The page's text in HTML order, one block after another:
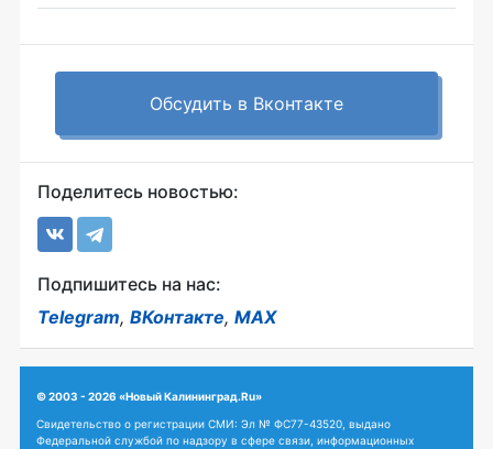
Обсудить в Вконтакте
Поделитесь новостью:
Подпишитесь на нас:
Telegram, ВКонтакте, MAX
© 2003 - 2026 «Новый Калининград.Ru»
Свидетельство о регистрации СМИ: Эл № ФС77-43520, выдано
Федеральной службой по надзору в сфере связи, информационных